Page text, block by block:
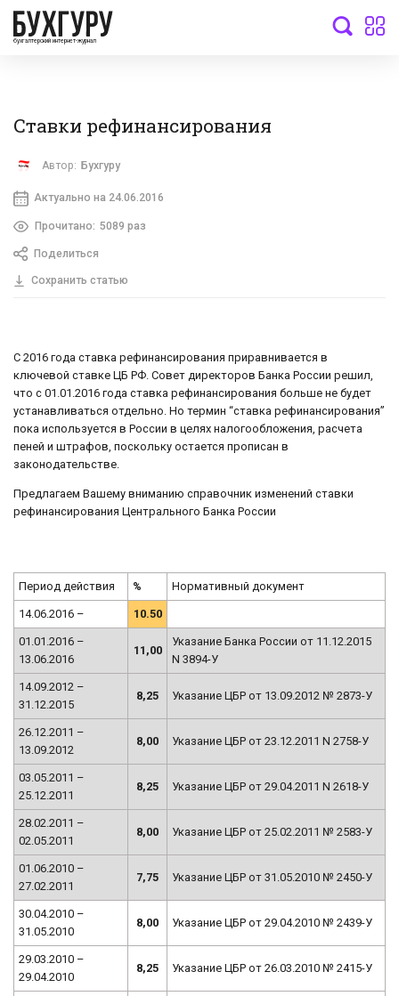
бухгалтерский интернет-журнал
Ставки рефинансирования
Автор: Бухгуру
Актуально на 24.06.2016
Прочитано: 5089 раз
Поделиться
Сохранить статью
С 2016 года ставка рефинансирования приравнивается в
ключевой ставке ЦБ РФ. Совет директоров Банка России решил,
что с 01.01.2016 года ставка рефинансирования больше не будет
устанавливаться отдельно. Но термин “ставка рефинансирования”
пока используется в России в целях налогообложения, расчета
пеней и штрафов, поскольку остается прописан в
законодательстве.
Предлагаем Вашему вниманию справочник изменений ставки
рефинансирования Центрального Банка России
Период действия % Нормативный документ
14.06.2016 – 10.50
01.01.2016 –
13.06.2016
11,00
Указание Банка России от 11.12.2015
N 3894-У
14.09.2012 –
31.12.2015
8,25 Указание ЦБР от 13.09.2012 № 2873-У
26.12.2011 –
13.09.2012
8,00 Указание ЦБР от 23.12.2011 N 2758-У
03.05.2011 –
25.12.2011
8,25 Указание ЦБР от 29.04.2011 N 2618-У
28.02.2011 –
02.05.2011
8,00 Указание ЦБР от 25.02.2011 № 2583-У
01.06.2010 –
27.02.2011
7,75 Указание ЦБР от 31.05.2010 № 2450-У
30.04.2010 –
31.05.2010
8,00 Указание ЦБР от 29.04.2010 № 2439-У
29.03.2010 –
29.04.2010
8,25 Указание ЦБР от 26.03.2010 № 2415-У